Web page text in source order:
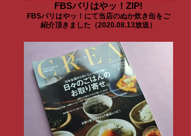
FBSバリはやッ！ZIP!
FBSバリはやッ！にて当店のぬか炊き缶をご
紹介頂きました（2020.08.13放送）